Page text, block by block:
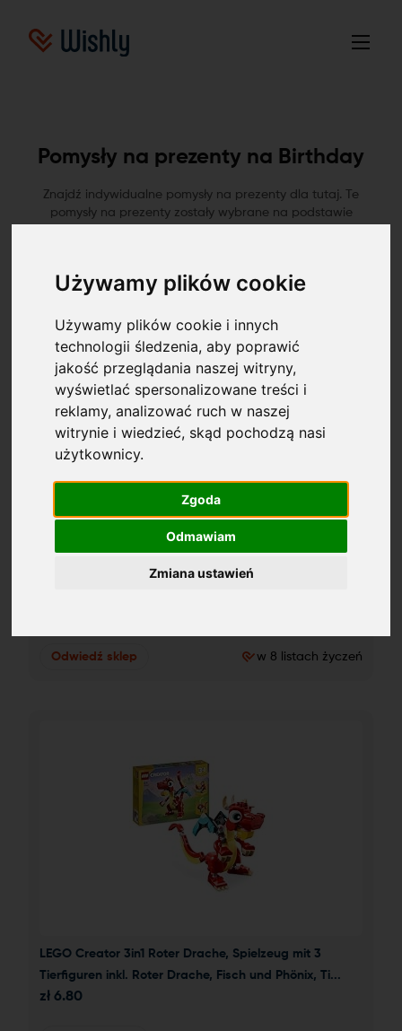
Używamy plików cookie
Używamy plików cookie i innych
technologii śledzenia, aby poprawić
jakość przeglądania naszej witryny,
wyświetlać spersonalizowane treści i
reklamy, analizować ruch w naszej
witrynie i wiedzieć, skąd pochodzą nasi
użytkownicy.
Zgoda
Odmawiam
Zmiana ustawień
Pomysły na prezenty na Birthday
Znajdź indywidualne pomysły na prezenty dla tutaj. Te
pomysły na prezenty zostały wybrane na podstawie
All Birthday Men Women Girl
Scoot & Ride 3417 Highwaykick 1 - Rose - Scooter mit
Odwiedź sklep w 8 listach życzeń
LEGO Creator 3in1 Roter Drache, Spielzeug mit 3
Tierfiguren inkl. Roter Drache, Fisch und Phönix, Ti...
zł 6.80